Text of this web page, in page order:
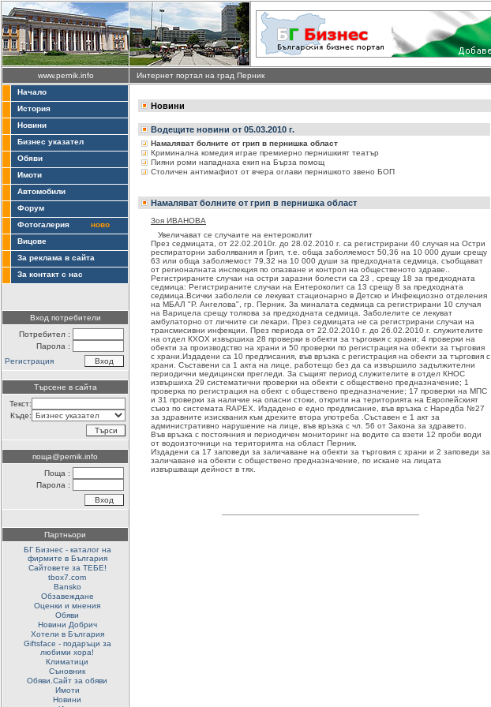
www.pernik.info Интернет портал на град Перник
Начало
История
Новини
Бизнес указател
Обяви
Имоти
Автомобили
Форум
Фотогалерия
ново
Вицове
За реклама в сайта
За контакт с нас
Вход потребители
Потребител :
Парола :
Регистрация
Търсене в сайта
Текст:
Къде:
поща@pernik.info
Поща :
Парола :
Партньори
БГ Бизнес - каталог на
фирмите в България
Сайтовете за ТЕБЕ!
tbox7.com
Bansko
Обзавеждане
Оценки и мнения
Обяви
Новини Добрич
Хотели в България
Giftsface - подаръци за
любими хора!
Климатици
Съновник
Обяви.Сайт за обяви
Имоти
Новини
Новини
Водещите новини от 05.03.2010 г.
Намаляват болните от грип в пернишка област
Криминална комедия играе премиерно пернишкият театър
Пияни роми нападнаха екип на Бърза помощ
Столичен антимафиот от вчера оглави пернишкото звено БОП
Намаляват болните от грип в пернишка област
Зоя ИВАНОВА
Увеличават се случаите на ентероколит
През седмицата, от 22.02.2010г. до 28.02.2010 г. са регистрирани 40 случая на Остри
респираторни заболявания и Грип, т.е. обща заболяемост 50,36 на 10 000 души срещу
63 или обща заболяемост 79,32 на 10 000 души за предходната седмица, съобщават
от регионалната инспекция по опазване и контрол на общественото здраве..
Регистрираните случаи на остри заразни болести са 23 , срещу 18 за предходната
седмица: Регистрираните случаи на Ентероколит са 13 срещу 8 за предходната
седмица.Всички заболели се лекуват стационарно в Детско и Инфекциозно отделения
на МБАЛ "Р. Ангелова", гр. Перник. За миналата седмица са регистрирани 10 случая
на Варицела срещу толкова за предходната седмица. Заболелите се лекуват
амбулаторно от личните си лекари. През седмицата не са регистрирани случаи на
трансмисивни инфекции. През периода от 22.02.2010 г. до 26.02.2010 г. служителите
на отдел КХОХ извършиха 28 проверки в обекти за търговия с храни; 4 проверки на
обекти за производство на храни и 50 проверки по регистрация на обекти за търговия
с храни.Издадени са 10 предписания, във връзка с регистрация на обекти за търговия с
храни. Съставени са 1 акта на лице, работещо без да са извършило задължителни
периодични медицински прегледи. За същият период служителите в отдел КНОС
извършиха 29 систематични проверки на обекти с обществено предназначение; 1
проверка по регистрация на обект с обществено предназначение; 17 проверки на МПС
и 31 проверки за наличие на опасни стоки, открити на територията на Европейският
съюз по системата RAPEX. Издадено е едно предписание, във връзка с Наредба №27
за здравните изисквания към дрехите втора употреба .Съставен е 1 акт за
административно нарушение на лице, във връзка с чл. 56 от Закона за здравето.
Във връзка с постоянния и периодичен мониторинг на водите са взети 12 проби води
от водоизточници на територията на област Перник.
Издадени са 17 заповеди за заличаване на обекти за търговия с храни и 2 заповеди за
заличаване на обекти с обществено предназначение, по искане на лицата
извършващи дейност в тях.